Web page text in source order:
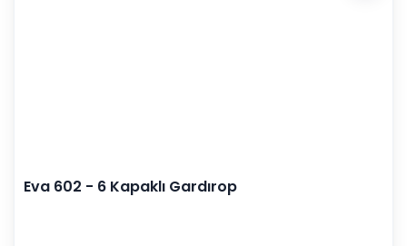
Eva 602 - 6 Kapaklı Gardırop